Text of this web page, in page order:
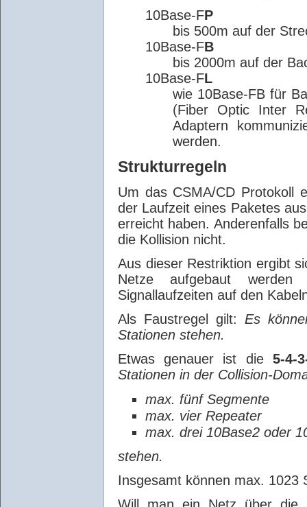
10Base-FP
bis 500m auf der
10Base-FB
bis 2000m auf der
10Base-FL
wie 10Base-FB für
(Fiber Optic Inter
Adaptern
werden.
Strukturregeln
Um das CSMA/CD Protokoll
der Laufzeit eines Paketes
erreicht haben. Anderenfalls
die Kollision nicht.
Aus dieser Restriktion ergibt
Netze aufgebaut werden
Signallaufzeiten auf den
Als Faustregel gilt: Es
Stationen stehen.
Etwas genauer ist die 5-4-
Stationen in der Collision-
max. fünf Segmente
max. vier Repeater
max. drei 10Base2 oder
stehen.
Insgesamt können max. 1023